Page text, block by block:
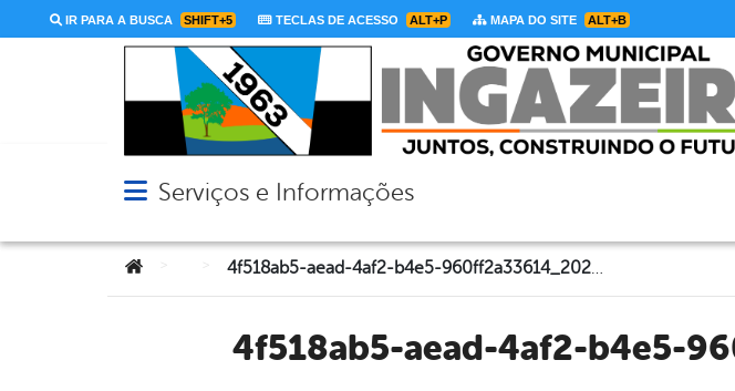
IR PARA A BUSCA SHIFT+5 TECLAS DE ACESSO ALT+P MAPA DO SITE ALT+B
Abrir menu principal de navegação
Serviços e Informações
Você está aqui: 4f518ab5-aead-4af2-b4e5-960ff2a33614_20251017T142424
4f518ab5-aead-4af2-b4e5-